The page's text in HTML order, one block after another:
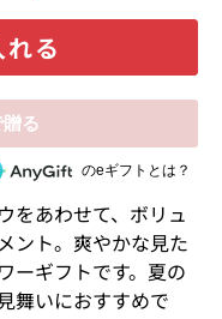
る
フトで贈るのeギフトとは？
をあわせて、ボリュ
ント。爽やかな見た
ーギフトです。夏の
舞いにおすすめで